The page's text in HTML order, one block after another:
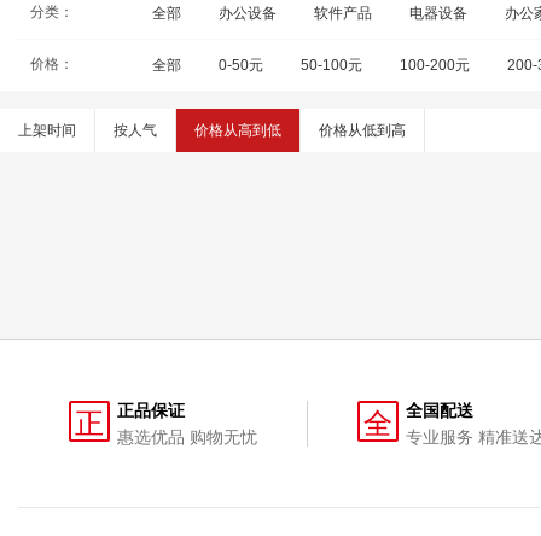
分类： 全部 办公设备 软件产品 电器设备 办公
价格： 全部 0-50元 50-100元 100-200元 200-
上架时间 按人气 价格从高到低 价格从低到高
正
正品保证
惠选优品 购物无忧
全
全国配送
专业服务 精准送